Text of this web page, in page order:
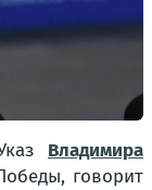
Владимира
говорит